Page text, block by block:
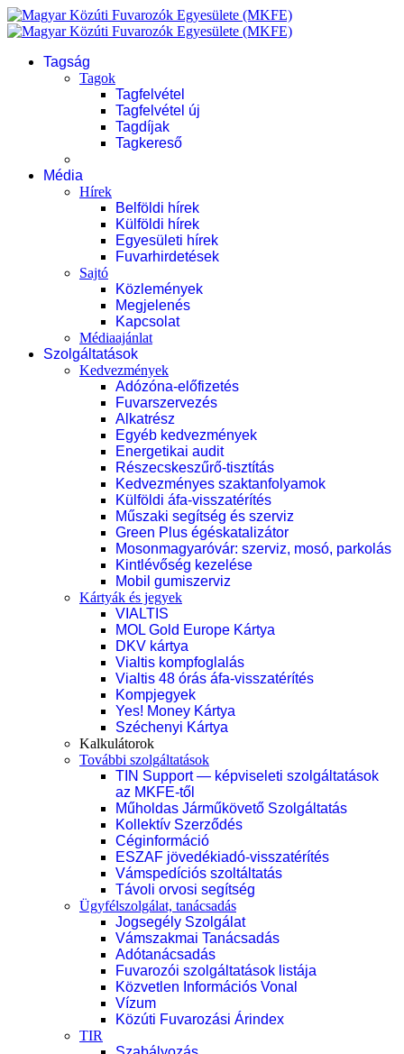
Tagság
Tagok
Tagfelvétel
Tagfelvétel új
Tagdíjak
Tagkereső
Média
Hírek
Belföldi hírek
Külföldi hírek
Egyesületi hírek
Fuvarhirdetések
Sajtó
Közlemények
Megjelenés
Kapcsolat
Médiaajánlat
Szolgáltatások
Kedvezmények
Adózóna-előfizetés
Fuvarszervezés
Alkatrész
Egyéb kedvezmények
Energetikai audit
Részecskeszűrő-tisztítás
Kedvezményes szaktanfolyamok
Külföldi áfa-visszatérítés
Műszaki segítség és szerviz
Green Plus égéskatalizátor
Mosonmagyaróvár: szerviz, mosó, parkolás
Kintlévőség kezelése
Mobil gumiszerviz
Kártyák és jegyek
VIALTIS
MOL Gold Europe Kártya
DKV kártya
Vialtis kompfoglalás
Vialtis 48 órás áfa-visszatérítés
Kompjegyek
Yes! Money Kártya
Széchenyi Kártya
Kalkulátorok
További szolgáltatások
TIN Support — képviseleti szolgáltatások
az MKFE-től
Műholdas Járműkövető Szolgáltatás
Kollektív Szerződés
Céginformáció
ESZAF jövedékiadó-visszatérítés
Vámspedíciós szoltáltatás
Távoli orvosi segítség
Ügyfélszolgálat, tanácsadás
Jogsegély Szolgálat
Vámszakmai Tanácsadás
Adótanácsadás
Fuvarozói szolgáltatások listája
Közvetlen Információs Vonal
Vízum
Közúti Fuvarozási Árindex
TIR